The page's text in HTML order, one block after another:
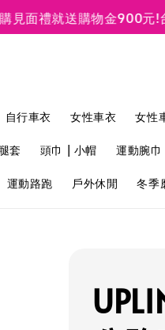
禮就送購物金900元!台北
自行車衣 女性車衣 女性
套 頭巾 | 小帽 運動腕巾
運動路跑 戶外休閒 冬季